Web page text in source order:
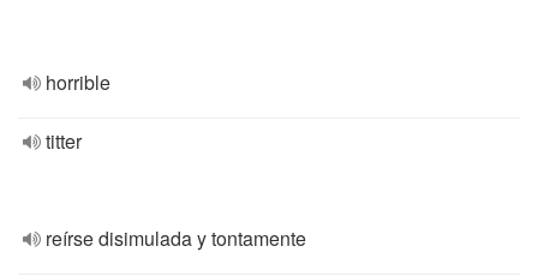
horrible
titter
reírse disimulada y tontamente